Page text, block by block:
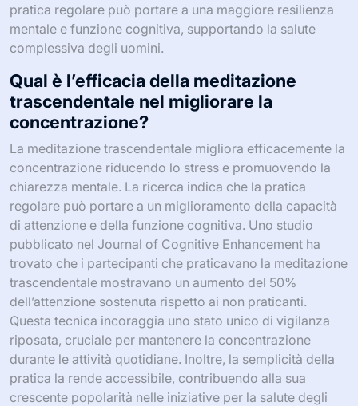
pratica regolare può portare a una maggiore resilienza
mentale e funzione cognitiva, supportando la salute
complessiva degli uomini.
Qual è l’efficacia della meditazione
trascendentale nel migliorare la
concentrazione?
La meditazione trascendentale migliora efficacemente la
concentrazione riducendo lo stress e promuovendo la
chiarezza mentale. La ricerca indica che la pratica
regolare può portare a un miglioramento della capacità
di attenzione e della funzione cognitiva. Uno studio
pubblicato nel Journal of Cognitive Enhancement ha
trovato che i partecipanti che praticavano la meditazione
trascendentale mostravano un aumento del 50%
dell’attenzione sostenuta rispetto ai non praticanti.
Questa tecnica incoraggia uno stato unico di vigilanza
riposata, cruciale per mantenere la concentrazione
durante le attività quotidiane. Inoltre, la semplicità della
pratica la rende accessibile, contribuendo alla sua
crescente popolarità nelle iniziative per la salute degli